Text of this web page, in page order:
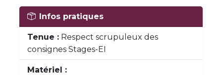
Infos pratiques
Tenue : Respect scrupuleux des
consignes Stages-EI
Matériel :